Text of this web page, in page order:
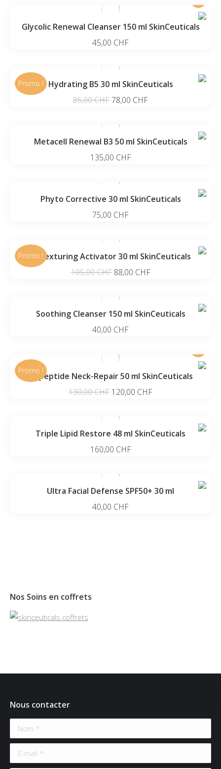
Glycolic Renewal Cleanser 150 ml SkinCeuticals
45,00 CHF
Promo !
Hydrating B5 30 ml SkinCeuticals
85,00CHFLe
initial
était :
85,00 CHF.
78,00 CHFLe
est :
Metacell Renewal B3 50 ml SkinCeuticals
135,00 CHF
Phyto Corrective 30 ml SkinCeuticals
75,00 CHF
Promo !Retexturing Activator 30 ml SkinCeuticals
105,00CHF Le
initial
était :
105,00 CHF.
88,00 CHFLe
est :
Soothing Cleanser 150 ml SkinCeuticals
40,00 CHF
Promo !
Tripeptide Neck-Repair 50 ml SkinCeuticals
130,00CHF Le
initial
était :
130,00 CHF.
120,00 CHFLe
est :
Triple Lipid Restore 48 ml SkinCeuticals
160,00 CHF
Ultra Facial Defense SPF50+ 30 ml
40,00 CHF
Nos Soins en coffrets
Nous contacter
Nom *
E-mail *